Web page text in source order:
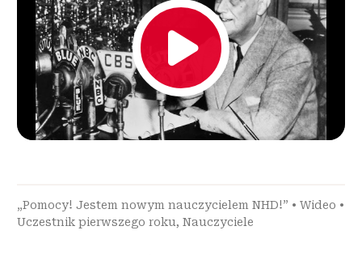
„Pomocy! Jestem nowym nauczycielem NHD!” • Wideo •
Uczestnik pierwszego roku, Nauczyciele